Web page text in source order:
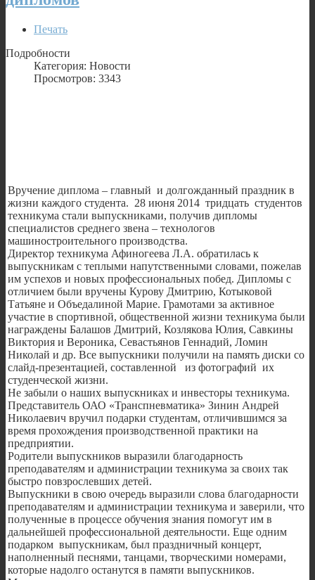
Печать
Подробности
Категория: Новости
Просмотров: 3343
Вручение диплома – главный и долгожданный праздник в
жизни каждого студента. 28 июня 2014 тридцать студентов
техникума стали выпускниками, получив дипломы
специалистов среднего звена – технологов
машиностроительного производства.
Директор техникума Афиногеева Л.А. обратилась к
выпускникам с теплыми напутственными словами, пожелав
им успехов и новых профессиональных побед. Дипломы с
отличием были вручены Курову Дмитрию, Котыковой
Татьяне и Объедалиной Марие. Грамотами за активное
участие в спортивной, общественной жизни техникума были
награждены Балашов Дмитрий, Козлякова Юлия, Савкины
Виктория и Вероника, Севастьянов Геннадий, Ломин
Николай и др. Все выпускники получили на память диски со
слайд-презентацией, составленной из фотографий их
студенческой жизни.
Не забыли о наших выпускниках и инвесторы техникума.
Представитель ОАО «Транспневматика» Зинин Андрей
Николаевич вручил подарки студентам, отличившимся за
время прохождения производственной практики на
предприятии.
Родители выпускников выразили благодарность
преподавателям и администрации техникума за своих так
быстро повзрослевших детей.
Выпускники в свою очередь выразили слова благодарности
преподавателям и администрации техникума и заверили, что
полученные в процессе обучения знания помогут им в
дальнейшей профессиональной деятельности. Еще одним
подарком выпускникам, был праздничный концерт,
наполненный песнями, танцами, творческими номерами,
которые надолго останутся в памяти выпускников.